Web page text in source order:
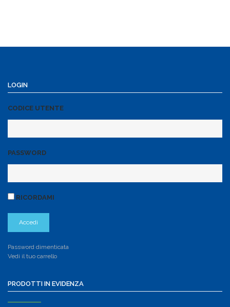
LOGIN
CODICE UTENTE
PASSWORD
RICORDAMI
Password dimenticata
Vedi il tuo carrello
PRODOTTI IN EVIDENZA